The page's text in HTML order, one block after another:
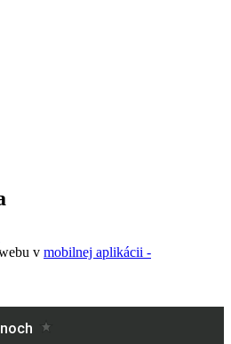
v mobilnej aplikácii -